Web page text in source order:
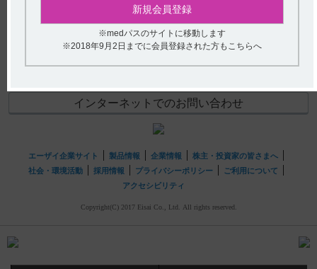
送信する
新規会員登録
※medパスのサイトに移動します
※2018年9月2日までに会員登録された方もこちらへ
hhcホットライン
インターネットでのお問い合わせ
エーザイ企業サイト 製品情報 企業情報
株主・投資家の皆さまへ
社会・環境活動
採用情報 プライバシーポリシー
ご利用について
アクセシビリティ
Copyright(C) 2017 Eisai Co., Ltd. All rights reserved.